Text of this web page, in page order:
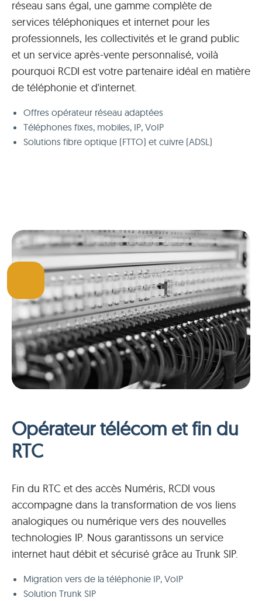
réseau sans égal, une gamme complète de
services téléphoniques et internet pour les
professionnels, les collectivités et le grand public
et un service après-vente personnalisé, voilà
pourquoi RCDI est votre partenaire idéal en matière
de téléphonie et d'internet.
Offres opérateur réseau adaptées
Téléphones fixes, mobiles, IP, VoIP
Solutions fibre optique (FTTO) et cuivre (ADSL)
Opérateur télécom et fin du
RTC
Fin du RTC et des accès Numéris, RCDI vous
accompagne dans la transformation de vos liens
analogiques ou numérique vers des nouvelles
technologies IP. Nous garantissons un service
internet haut débit et sécurisé grâce au Trunk SIP.
Migration vers de la téléphonie IP, VoIP
Solution Trunk SIP